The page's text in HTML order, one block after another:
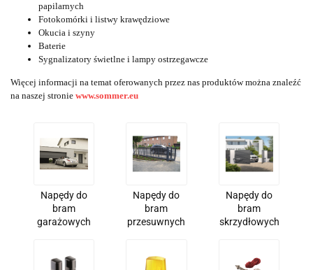
papilarnych
Fotokomórki i listwy krawędziowe
Okucia i szyny
Baterie
Sygnalizatory świetlne i lampy ostrzegawcze
Więcej informacji na temat oferowanych przez nas produktów można znaleźć
na naszej stronie www.sommer.eu
Napędy do
bram
garażowych
Napędy do
bram
przesuwnych
Napędy do
bram
skrzydłowych